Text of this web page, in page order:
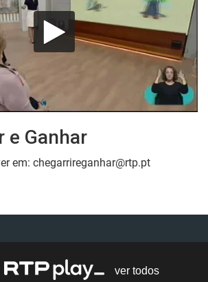
e Ganhar
em: chegarrireganhar@rtp.pt
ver todos